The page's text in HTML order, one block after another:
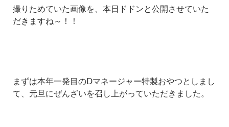
撮りためていた画像を、本日ドドンと公開させていた
だきますね～！！
まずは本年一発目のⅮマネージャー特製おやつとしまし
て、元旦にぜんざいを召し上がっていただきました。